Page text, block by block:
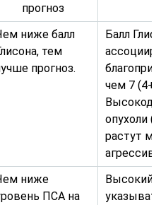
прогноз
ниже балл
тем
прогноз.
Балл
чем 7
опухоли
растут
ниже
ПСА на
Высокий